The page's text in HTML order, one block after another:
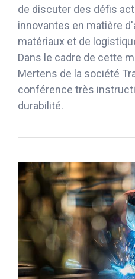
de discuter des défis
innovantes en matière
matériaux et de
Dans le cadre de cette
Mertens de la société
conférence très
durabilité.